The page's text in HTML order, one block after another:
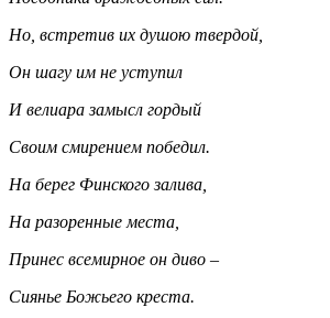
Но, встретив их душою твердой,
Он шагу им не уступил
И велиара замысл гордый
Своим смирением победил.
На берег Финского залива,
На разоренные места,
Принес всемирное он диво –
Сиянье Божьего креста.